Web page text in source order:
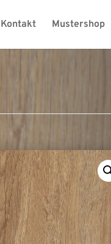
Kontakt Mustershop